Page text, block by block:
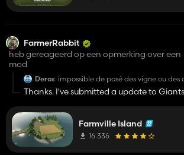
FarmerRabbit
heb gereageerd op een opmerking over een
mod
Deros impossible de posé des vigne ou des
ça marque, collision avec ...
Thanks. I've submitted a update to
Farmville Island
16 336